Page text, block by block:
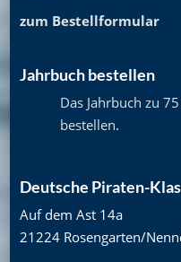
zum Bestellformular
Jahrbuch bestellen
Das Jahrbuch zu
bestellen.
Deutsche Piraten-
Auf dem Ast 14a
21224 Rosengarten/